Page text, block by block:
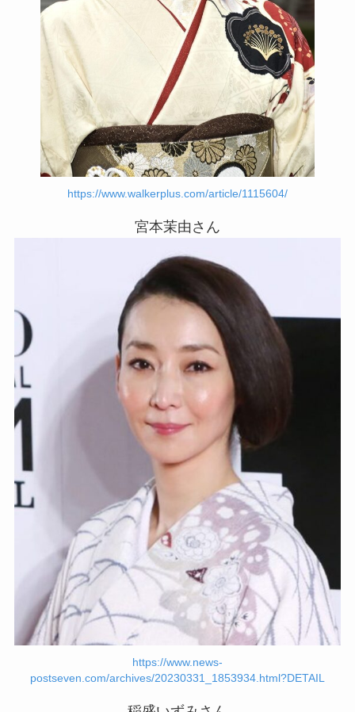
https://www.walkerplus.com/article/1115604/
宮本茉由さん
https://www.news-
postseven.com/archives/20230331_1853934.html?DETAIL